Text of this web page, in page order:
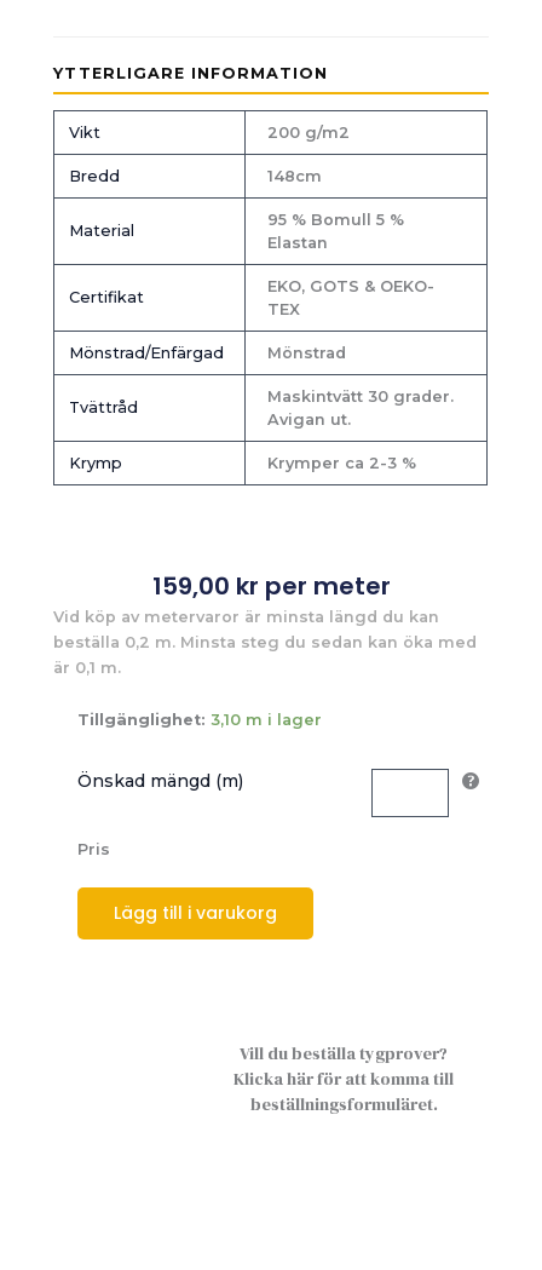
YTTERLIGARE INFORMATION
Vikt 200 g/m2
Bredd 148cm
Material
95 % Bomull 5 %
Elastan
Certifikat
EKO, GOTS & OEKO-
TEX
Mönstrad/Enfärgad Mönstrad
Tvättråd
Maskintvätt 30 grader.
Avigan ut.
Krymp Krymper ca 2-3 %
159,00 kr per meter
Vid köp av metervaror är minsta längd du kan
beställa 0,2 m. Minsta steg du sedan kan öka med
är 0,1 m.
Tillgänglighet: 3,10 m i lager
Önskad mängd (m)
Pris
Lägg till i varukorg
Vill du beställa tygprover?
Klicka här för att komma till
beställningsformuläret.